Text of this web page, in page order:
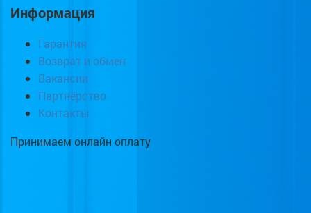
Информация
Гарантия
Возврат и обмен
Вакансии
Партнёрство
Контакты
Принимаем онлайн оплату